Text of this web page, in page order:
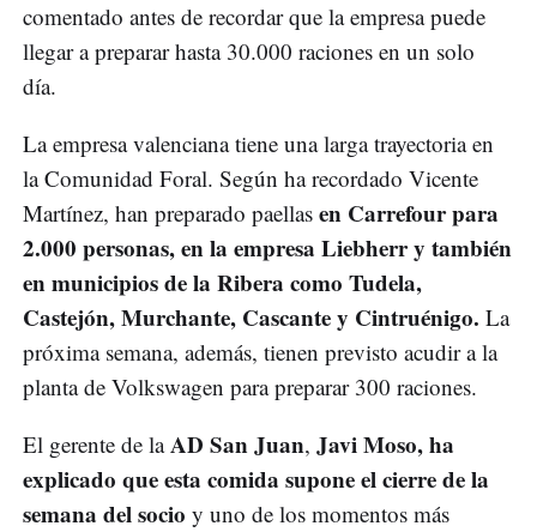
comentado antes de recordar que la empresa puede
llegar a preparar hasta 30.000 raciones en un solo
día.
La empresa valenciana tiene una larga trayectoria en
la Comunidad Foral. Según ha recordado Vicente
Martínez, han preparado paellas en Carrefour para
2.000 personas, en la empresa Liebherr y también
en municipios de la Ribera como Tudela,
Castejón, Murchante, Cascante y Cintruénigo. La
próxima semana, además, tienen previsto acudir a la
planta de Volkswagen para preparar 300 raciones.
El gerente de laAD San Juan, Javi Moso,ha
explicado que esta comida supone el cierre de la
semana del socio y uno de los momentos más